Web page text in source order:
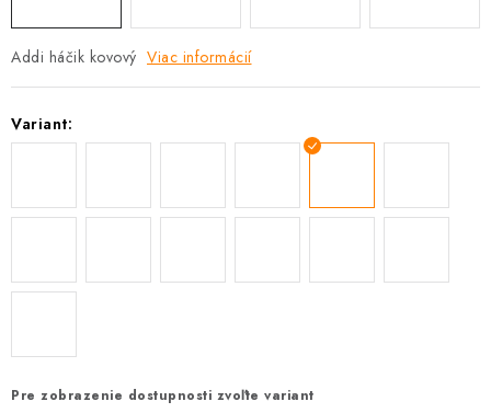
Addi háčik kovový Viac informácií
Variant:
Pre zobrazenie dostupnosti zvoľte variant